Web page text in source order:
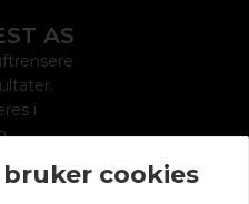
AS
i
cookies